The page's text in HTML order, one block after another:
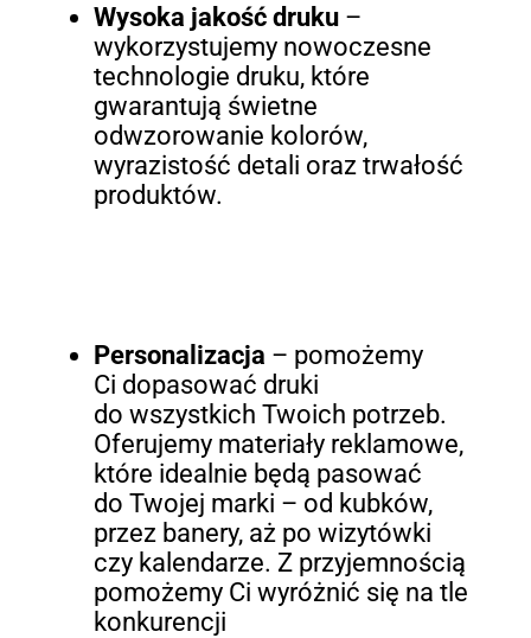
Wysoka jakość druku–
wykorzystujemy nowoczesne
technologie druku, które
gwarantują świetne
odwzorowanie kolorów,
wyrazistość detali oraz trwałość
produktów.
Personalizacja – pomożemy
Ci dopasować druki
do wszystkich Twoich potrzeb.
Oferujemy materiały reklamowe,
które idealnie będą pasować
do Twojej marki – od kubków,
przez banery, aż po wizytówki
czy kalendarze. Z przyjemnością
pomożemy Ci wyróżnić się na tle
konkurencji